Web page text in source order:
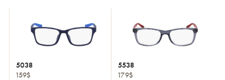
5038
159$
5538
179$